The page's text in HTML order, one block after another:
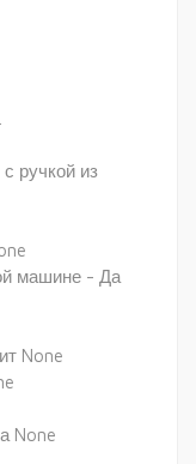
ручкой из
машине - Да
None
None